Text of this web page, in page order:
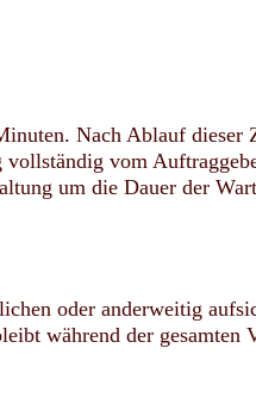
Nach Ablauf
vom
um die Dauer der
oder anderweitig
während der gesamten